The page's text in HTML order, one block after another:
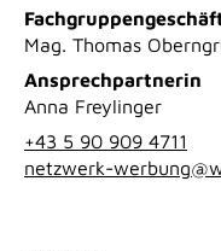
Mag. Thomas
Ansprechpartnerin
Anna Freylinger
+43 5 90 909 4711
netzwerk-